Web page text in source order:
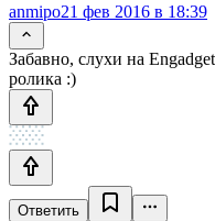
anmipo21 фев 2016 в 18:39
Забавно, слухи на
ролика :)
Ответить